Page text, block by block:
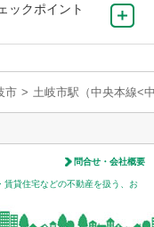
ックポイント
市 > 土岐市駅（中央本線<
問合せ・会社概要
賃貸住宅などの不動産を扱う、お